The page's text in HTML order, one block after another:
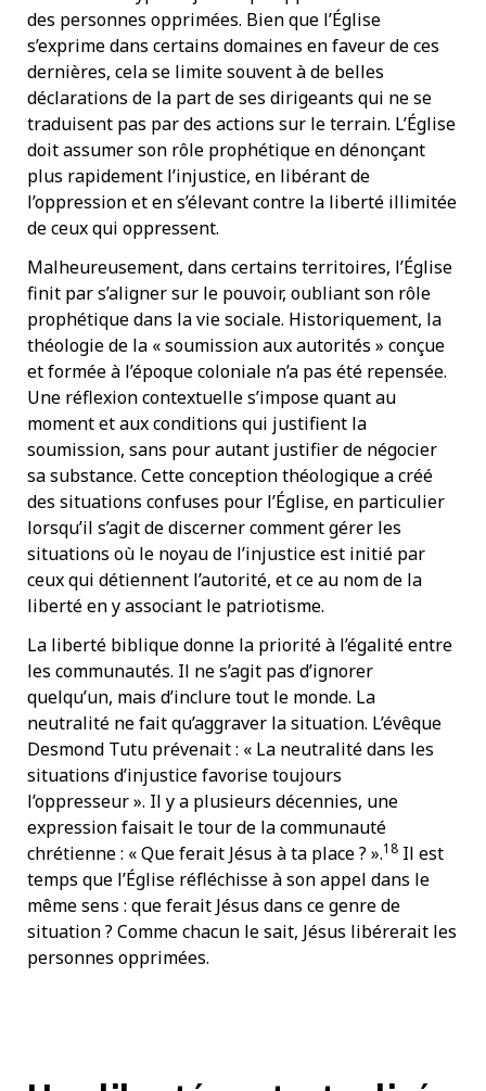
des personnes opprimées. Bien que l’Église
s’exprime dans certains domaines en faveur de ces
dernières, cela se limite souvent à de belles
déclarations de la part de ses dirigeants qui ne se
traduisent pas par des actions sur le terrain. L’Église
doit assumer son rôle prophétique en dénonçant
plus rapidement l’injustice, en libérant de
l’oppression et en s’élevant contre la liberté illimitée
de ceux qui oppressent.
Malheureusement, dans certains territoires, l’Église
finit par s’aligner sur le pouvoir, oubliant son rôle
prophétique dans la vie sociale. Historiquement, la
théologie de la « soumission aux autorités » conçue
et formée à l’époque coloniale n’a pas été repensée.
Une réflexion contextuelle s’impose quant au
moment et aux conditions qui justifient la
soumission, sans pour autant justifier de négocier
sa substance. Cette conception théologique a créé
des situations confuses pour l’Église, en particulier
lorsqu’il s’agit de discerner comment gérer les
situations où le noyau de l’injustice est initié par
ceux qui détiennent l’autorité, et ce au nom de la
liberté en y associant le patriotisme.
La liberté biblique donne la priorité à l’égalité entre
les communautés. Il ne s’agit pas d’ignorer
quelqu’un, mais d’inclure tout le monde. La
neutralité ne fait qu’aggraver la situation. L’évêque
Desmond Tutu prévenait : « La neutralité dans les
situations d’injustice favorise toujours
l’oppresseur ». Il y a plusieurs décennies, une
expression faisait le tour de la communauté
chrétienne : « Que ferait Jésus à ta place ? ».18 Il est
temps que l’Église réfléchisse à son appel dans le
même sens : que ferait Jésus dans ce genre de
situation ? Comme chacun le sait, Jésus libérerait les
personnes opprimées.